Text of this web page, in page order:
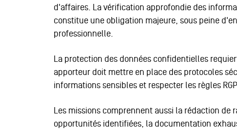
d'affaires. La vérification approfondie des
constitue une obligation majeure, sous peine
professionnelle.
La protection des données confidentielles
apporteur doit mettre en place des protocoles
informations sensibles et respecter les règles
Les missions comprennent aussi la rédaction de
opportunités identifiées, la documentation